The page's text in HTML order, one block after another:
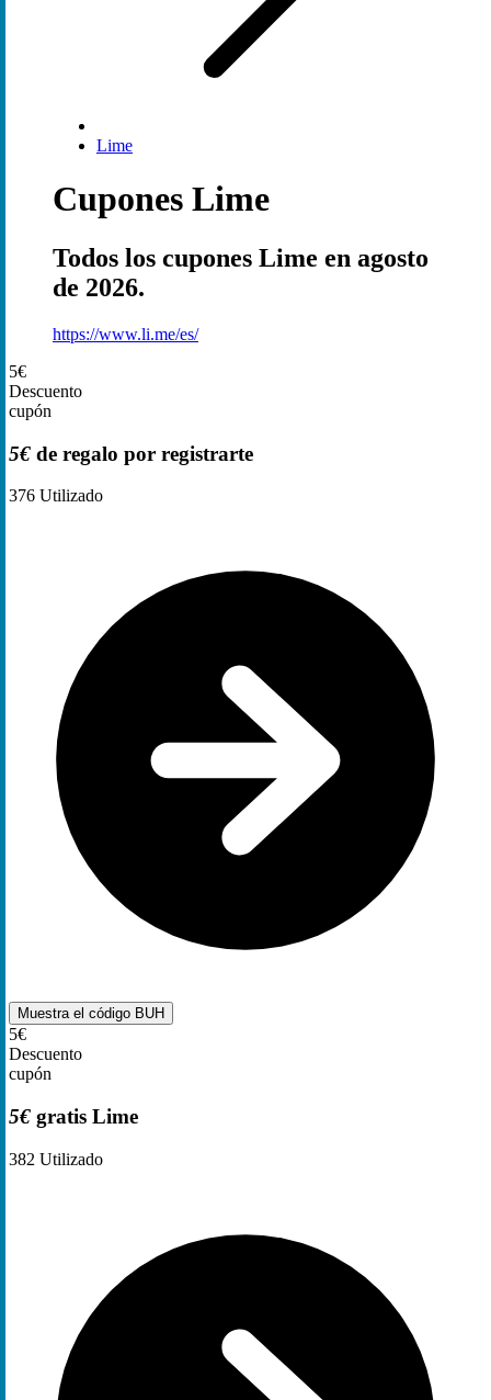
Lime
Cupones Lime
Todos los cupones Lime en agosto
de 2026.
https://www.li.me/es/
5€
Descuento
cupón
5€ de regalo por registrarte
376 Utilizado
Muestra el código BUH
5€
Descuento
cupón
5€ gratis Lime
382 Utilizado